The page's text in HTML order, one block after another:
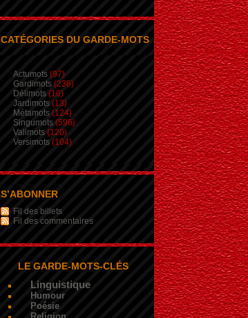
CATÉGORIES DU GARDE-MOTS
Actumots (97)
Gardimots (236)
Délimots (16)
Jardimots (13)
Métamots (124)
Singumots (596)
Valimots (120)
Versimots (104)
S’ABONNER
Fil des billets
Fil des commentaires
LE GARDE-MOTS-CLÉS
Linguistique
Humour
Poésie